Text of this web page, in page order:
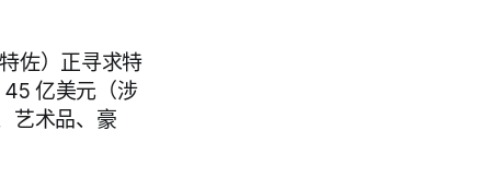
佐）正寻求特
亿美元（涉
艺术品、豪